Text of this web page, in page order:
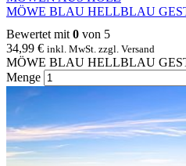
MÖWE BLAU HELLBLAU
Bewertet mit 0 von 5
34,99 € inkl. MwSt. zzgl. Versand
MÖWE BLAU HELLBLAU
Menge